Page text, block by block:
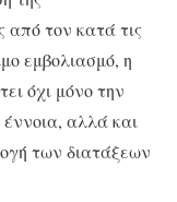
από τον κατά τις
εμβολιασμό, η
όχι μόνο την
αλλά και
των διατάξεων